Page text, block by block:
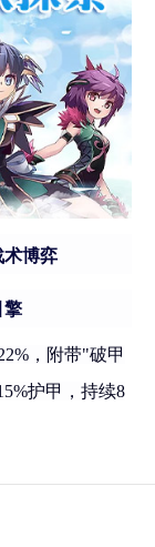
术博弈
擎
，附带"破甲
护甲，持续8
实现护甲穿